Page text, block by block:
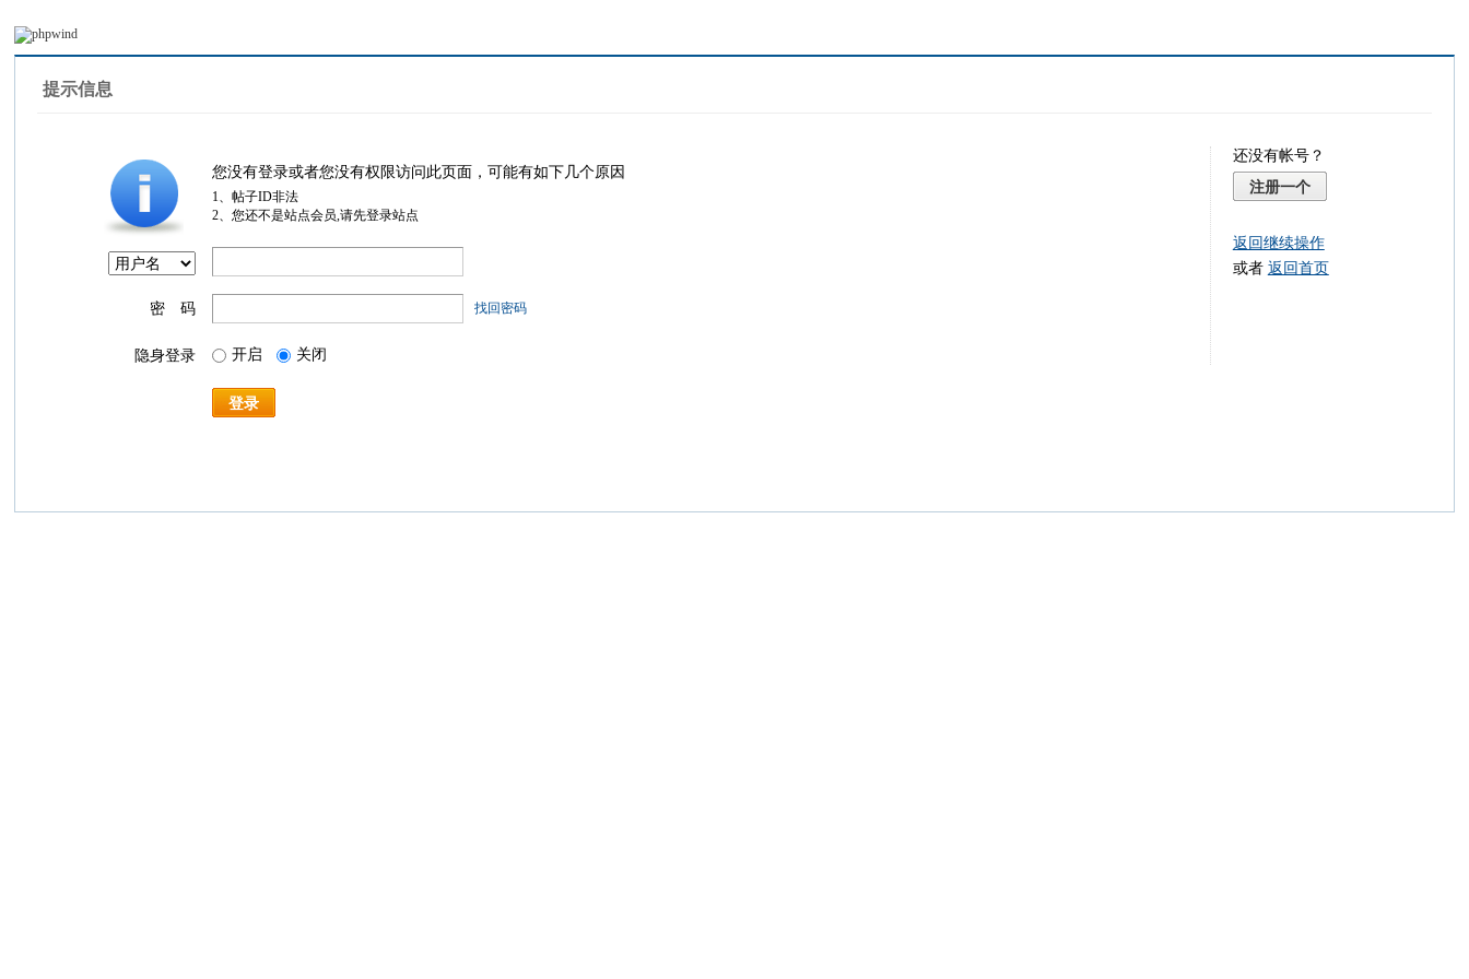
提示信息
您没有登录或者您没有权限访问此页面，可能有如下几个原因
1、帖子ID非法
2、您还不是站点会员,请先登录站点
密 码 找回密码
隐身登录 开启 关闭
登录
还没有帐号？
注册一个
返回继续操作
或者 返回首页